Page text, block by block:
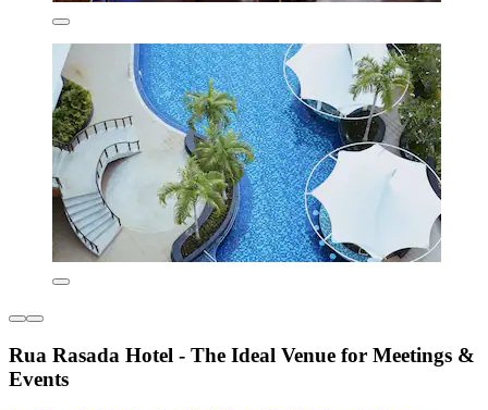
Rua Rasada Hotel - The Ideal Venue for Meetings &
Events